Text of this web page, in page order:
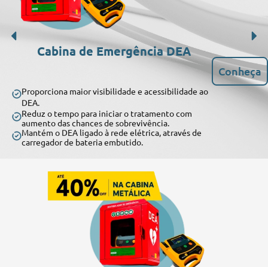
Cabina de Emergência DEA
Conheça
Proporciona maior visibilidade e acessibilidade ao
DEA.
Reduz o tempo para iniciar o tratamento com
aumento das chances de sobrevivência.
Mantém o DEA ligado à rede elétrica, através de
carregador de bateria embutido.